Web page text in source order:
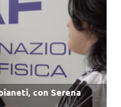
con Serena